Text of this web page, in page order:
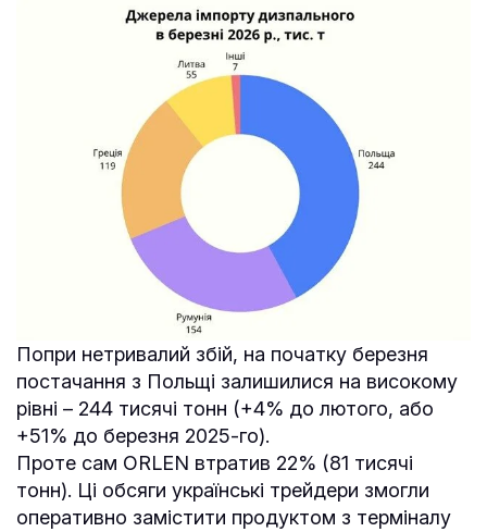
Попри нетривалий збій, на початку березня
постачання з Польщі залишилися на високому
рівні – 244 тисячі тонн (+4% до лютого, або
+51% до березня 2025-го).
Проте сам ORLEN втратив 22% (81 тисячі
тонн). Ці обсяги українські трейдери змогли
оперативно замістити продуктом з терміналу